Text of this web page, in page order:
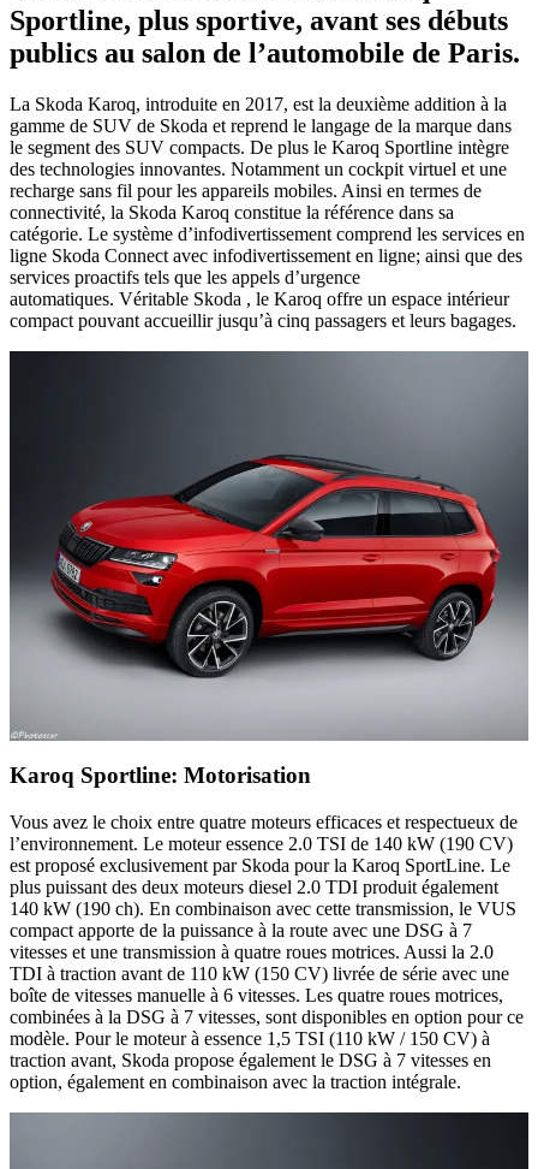
Sportline, plus sportive, avant ses débuts
publics au salon de l’automobile de Paris.
La Skoda Karoq, introduite en 2017, est la deuxième addition à la
gamme de SUV de Skoda et reprend le langage de la marque dans
le segment des SUV compacts. De plus le Karoq Sportline intègre
des technologies innovantes. Notamment un cockpit virtuel et une
recharge sans fil pour les appareils mobiles. Ainsi en termes de
connectivité, la Skoda Karoq constitue la référence dans sa
catégorie. Le système d’infodivertissement comprend les services en
ligne Skoda Connect avec infodivertissement en ligne; ainsi que des
services proactifs tels que les appels d’urgence
automatiques. Véritable Skoda , le Karoq offre un espace intérieur
compact pouvant accueillir jusqu’à cinq passagers et leurs bagages.
Karoq Sportline: Motorisation
Vous avez le choix entre quatre moteurs efficaces et respectueux de
l’environnement. Le moteur essence 2.0 TSI de 140 kW (190 CV)
est proposé exclusivement par Skoda pour la Karoq SportLine. Le
plus puissant des deux moteurs diesel 2.0 TDI produit également
140 kW (190 ch). En combinaison avec cette transmission, le VUS
compact apporte de la puissance à la route avec une DSG à 7
vitesses et une transmission à quatre roues motrices. Aussi la 2.0
TDI à traction avant de 110 kW (150 CV) livrée de série avec une
boîte de vitesses manuelle à 6 vitesses. Les quatre roues motrices,
combinées à la DSG à 7 vitesses, sont disponibles en option pour ce
modèle. Pour le moteur à essence 1,5 TSI (110 kW / 150 CV) à
traction avant, Skoda propose également le DSG à 7 vitesses en
option, également en combinaison avec la traction intégrale.